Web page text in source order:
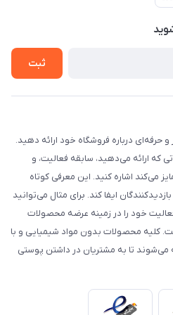
ثبت
درباره فروشگاه خود ارائه دهید.
که ارائه می‌دهید، سابقه فعالیت، و
می‌کند اشاره کنید. این معرفی کوتاه
ایفا کند. برای مثال می‌توانید
«فروشگاه ما از سال ۱۳۹۸ فعالیت خود را در زمینه عرضه محصولات
کلیه محصولات بدون مواد شیمیایی و با
می‌شوند تا به مشتریان در داشتن پوستی